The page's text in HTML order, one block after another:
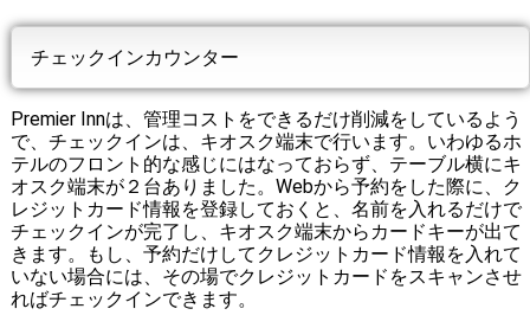
チェックインカウンター
Premier Innは、管理コストをできるだけ削減をしているよう
で、チェックインは、キオスク端末で行います。いわゆるホ
テルのフロント的な感じにはなっておらず、テーブル横にキ
オスク端末が２台ありました。Webから予約をした際に、ク
レジットカード情報を登録しておくと、名前を入れるだけで
チェックインが完了し、キオスク端末からカードキーが出て
きます。もし、予約だけしてクレジットカード情報を入れて
いない場合には、その場でクレジットカードをスキャンさせ
ればチェックインできます。